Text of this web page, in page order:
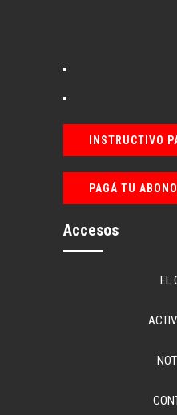
INSTRUCTIVO
PAGÁ TU ABONO
Accesos
EL